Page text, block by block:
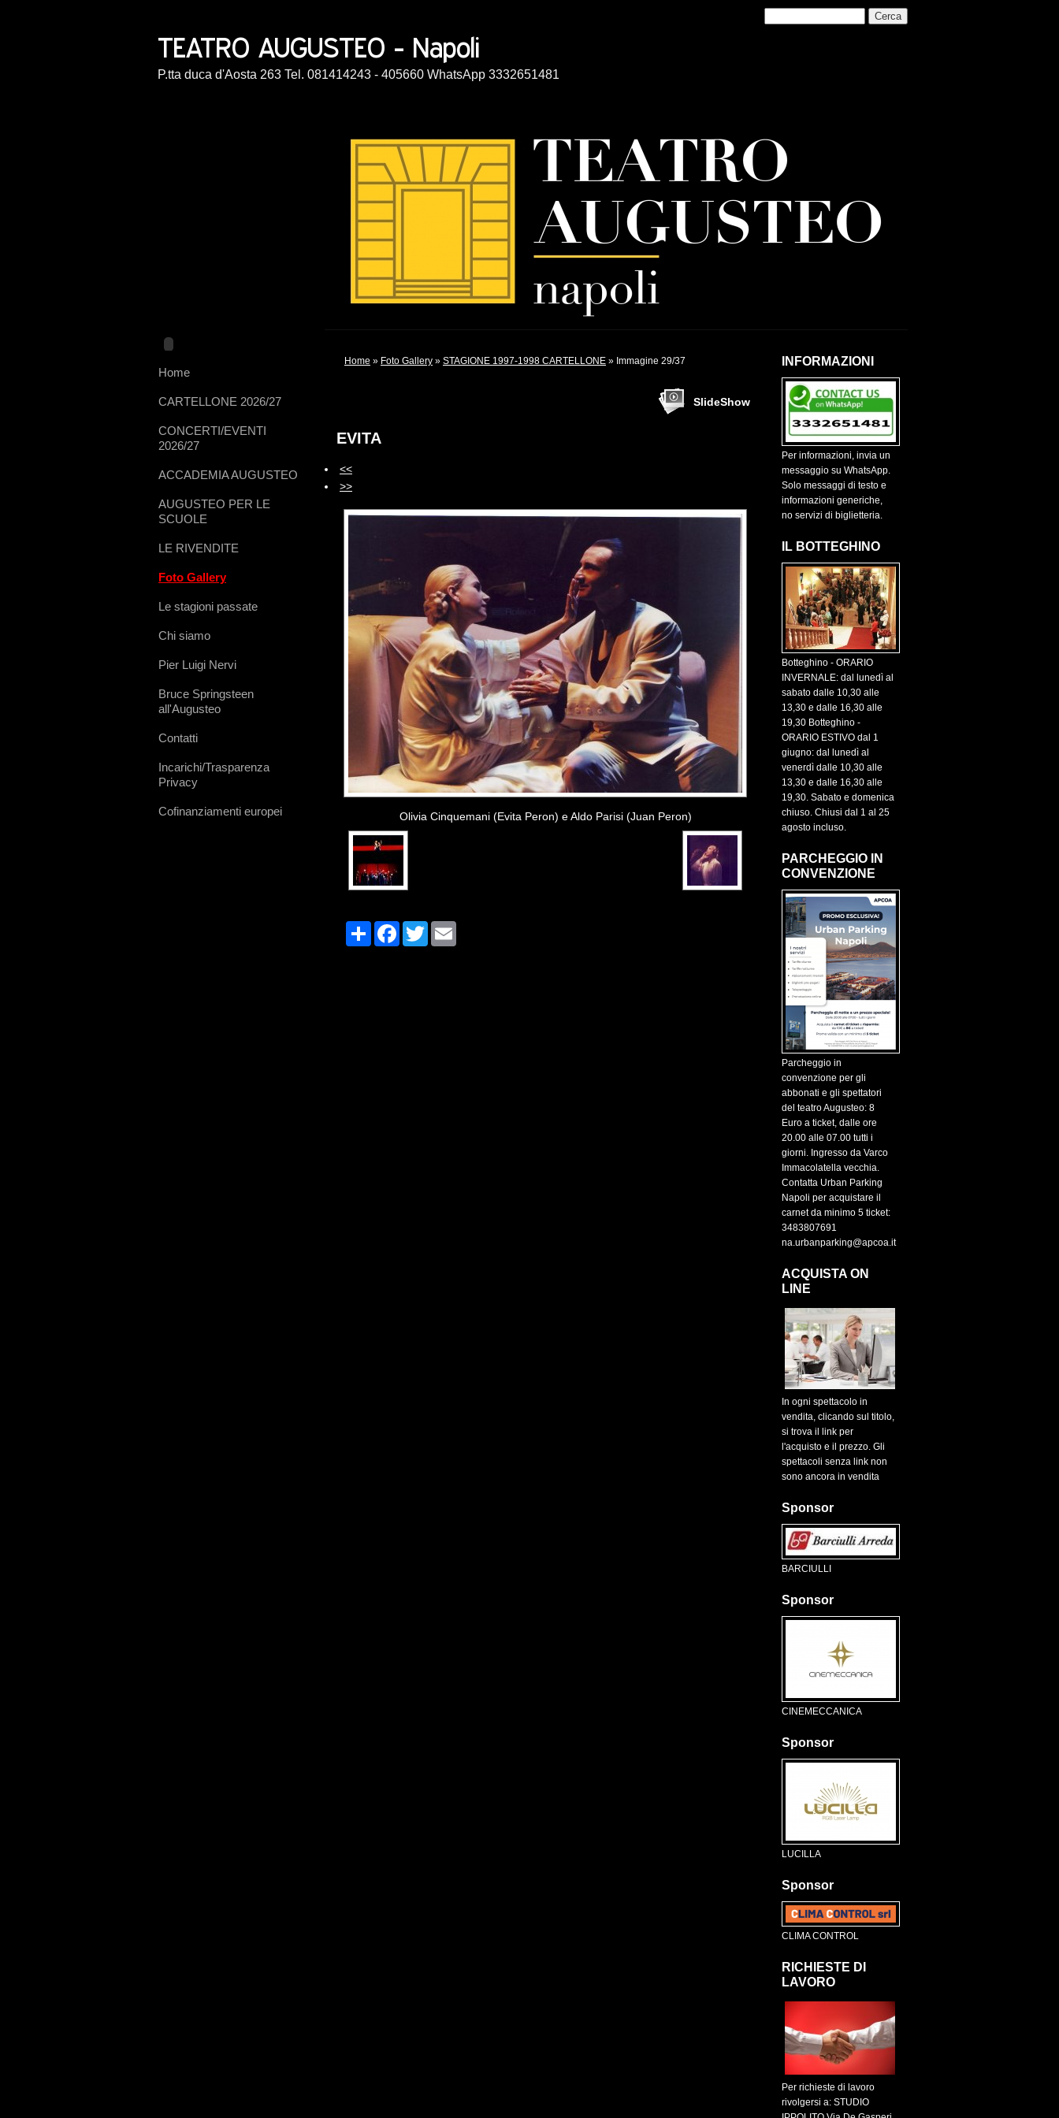
P.tta duca d'Aosta 263 Tel. 081414243 - 405660 WhatsApp 3332651481
Home
CARTELLONE 2026/27
CONCERTI/EVENTI
2026/27
ACCADEMIA AUGUSTEO
AUGUSTEO PER LE
SCUOLE
LE RIVENDITE
Foto Gallery
Le stagioni passate
Chi siamo
Pier Luigi Nervi
Bruce Springsteen
all'Augusteo
Contatti
Incarichi/Trasparenza
Privacy
Cofinanziamenti europei
Home » Foto Gallery » STAGIONE 1997-1998 CARTELLONE » Immagine 29/37
SlideShow
EVITA
<<
>>
Olivia Cinquemani (Evita Peron) e Aldo Parisi (Juan Peron)
Share Facebook
Twitter
INFORMAZIONI
Per informazioni, invia un
messaggio su WhatsApp.
Solo messaggi di testo e
informazioni generiche,
no servizi di biglietteria.
IL BOTTEGHINO
Botteghino - ORARIO
INVERNALE: dal lunedì al
sabato dalle 10,30 alle
13,30 e dalle 16,30 alle
19,30 Botteghino -
ORARIO ESTIVO dal 1
giugno: dal lunedì al
venerdì dalle 10,30 alle
13,30 e dalle 16,30 alle
19,30. Sabato e domenica
chiuso. Chiusi dal 1 al 25
agosto incluso.
PARCHEGGIO IN
CONVENZIONE
Parcheggio in
convenzione per gli
abbonati e gli spettatori
del teatro Augusteo: 8
Euro a ticket, dalle ore
20.00 alle 07.00 tutti i
giorni. Ingresso da Varco
Immacolatella vecchia.
Contatta Urban Parking
Napoli per acquistare il
carnet da minimo 5 ticket:
3483807691
na.urbanparking@apcoa.it
ACQUISTA ON
LINE
In ogni spettacolo in
vendita, clicando sul titolo,
si trova il link per
l'acquisto e il prezzo. Gli
spettacoli senza link non
sono ancora in vendita
Sponsor
BARCIULLI
Sponsor
CINEMECCANICA
Sponsor
LUCILLA
Sponsor
CLIMA CONTROL
RICHIESTE DI
LAVORO
Per richieste di lavoro
rivolgersi a: STUDIO